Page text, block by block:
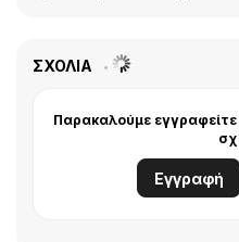
ΣΧΌΛΙΑ
Παρακαλούμε εγγραφείτε
Εγγραφή